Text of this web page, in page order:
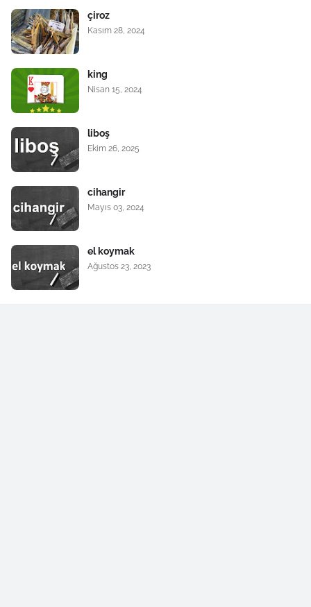
çiroz
Kasım 28, 2024
king
Nisan 15, 2024
liboş
Ekim 26, 2025
cihangir
Mayıs 03, 2024
el koymak
Ağustos 23, 2023